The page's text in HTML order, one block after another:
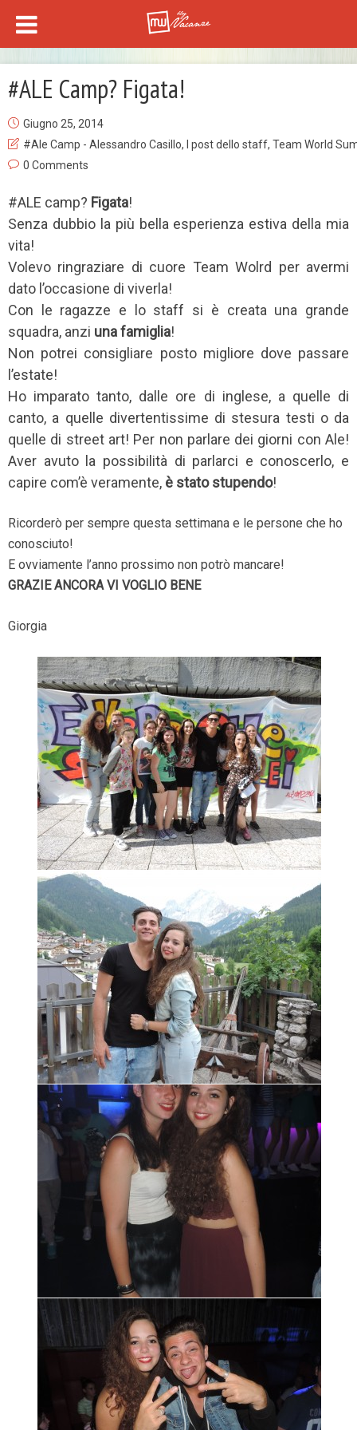
#ALE Camp? Figata!
Giugno 25, 2014
#Ale Camp - Alessandro Casillo, I post dello staff, Team World
0 Comments
#ALE camp? Figata!
Senza dubbio la più bella esperienza estiva della mia
vita!
Volevo ringraziare di cuore Team Wolrd per avermi
dato l’occasione di viverla!
Con le ragazze e lo staff si è creata una grande
squadra, anzi una famiglia!
Non potrei consigliare posto migliore dove passare
l’estate!
Ho imparato tanto, dalle ore di inglese, a quelle di
canto, a quelle divertentissime di stesura testi o da
quelle di street art! Per non parlare dei giorni con Ale!
Aver avuto la possibilità di parlarci e conoscerlo, e
capire com’è veramente, è stato stupendo!
Ricorderò per sempre questa settimana e le persone che ho
conosciuto!
E ovviamente l’anno prossimo non potrò mancare!
GRAZIE ANCORA VI VOGLIO BENE
Giorgia